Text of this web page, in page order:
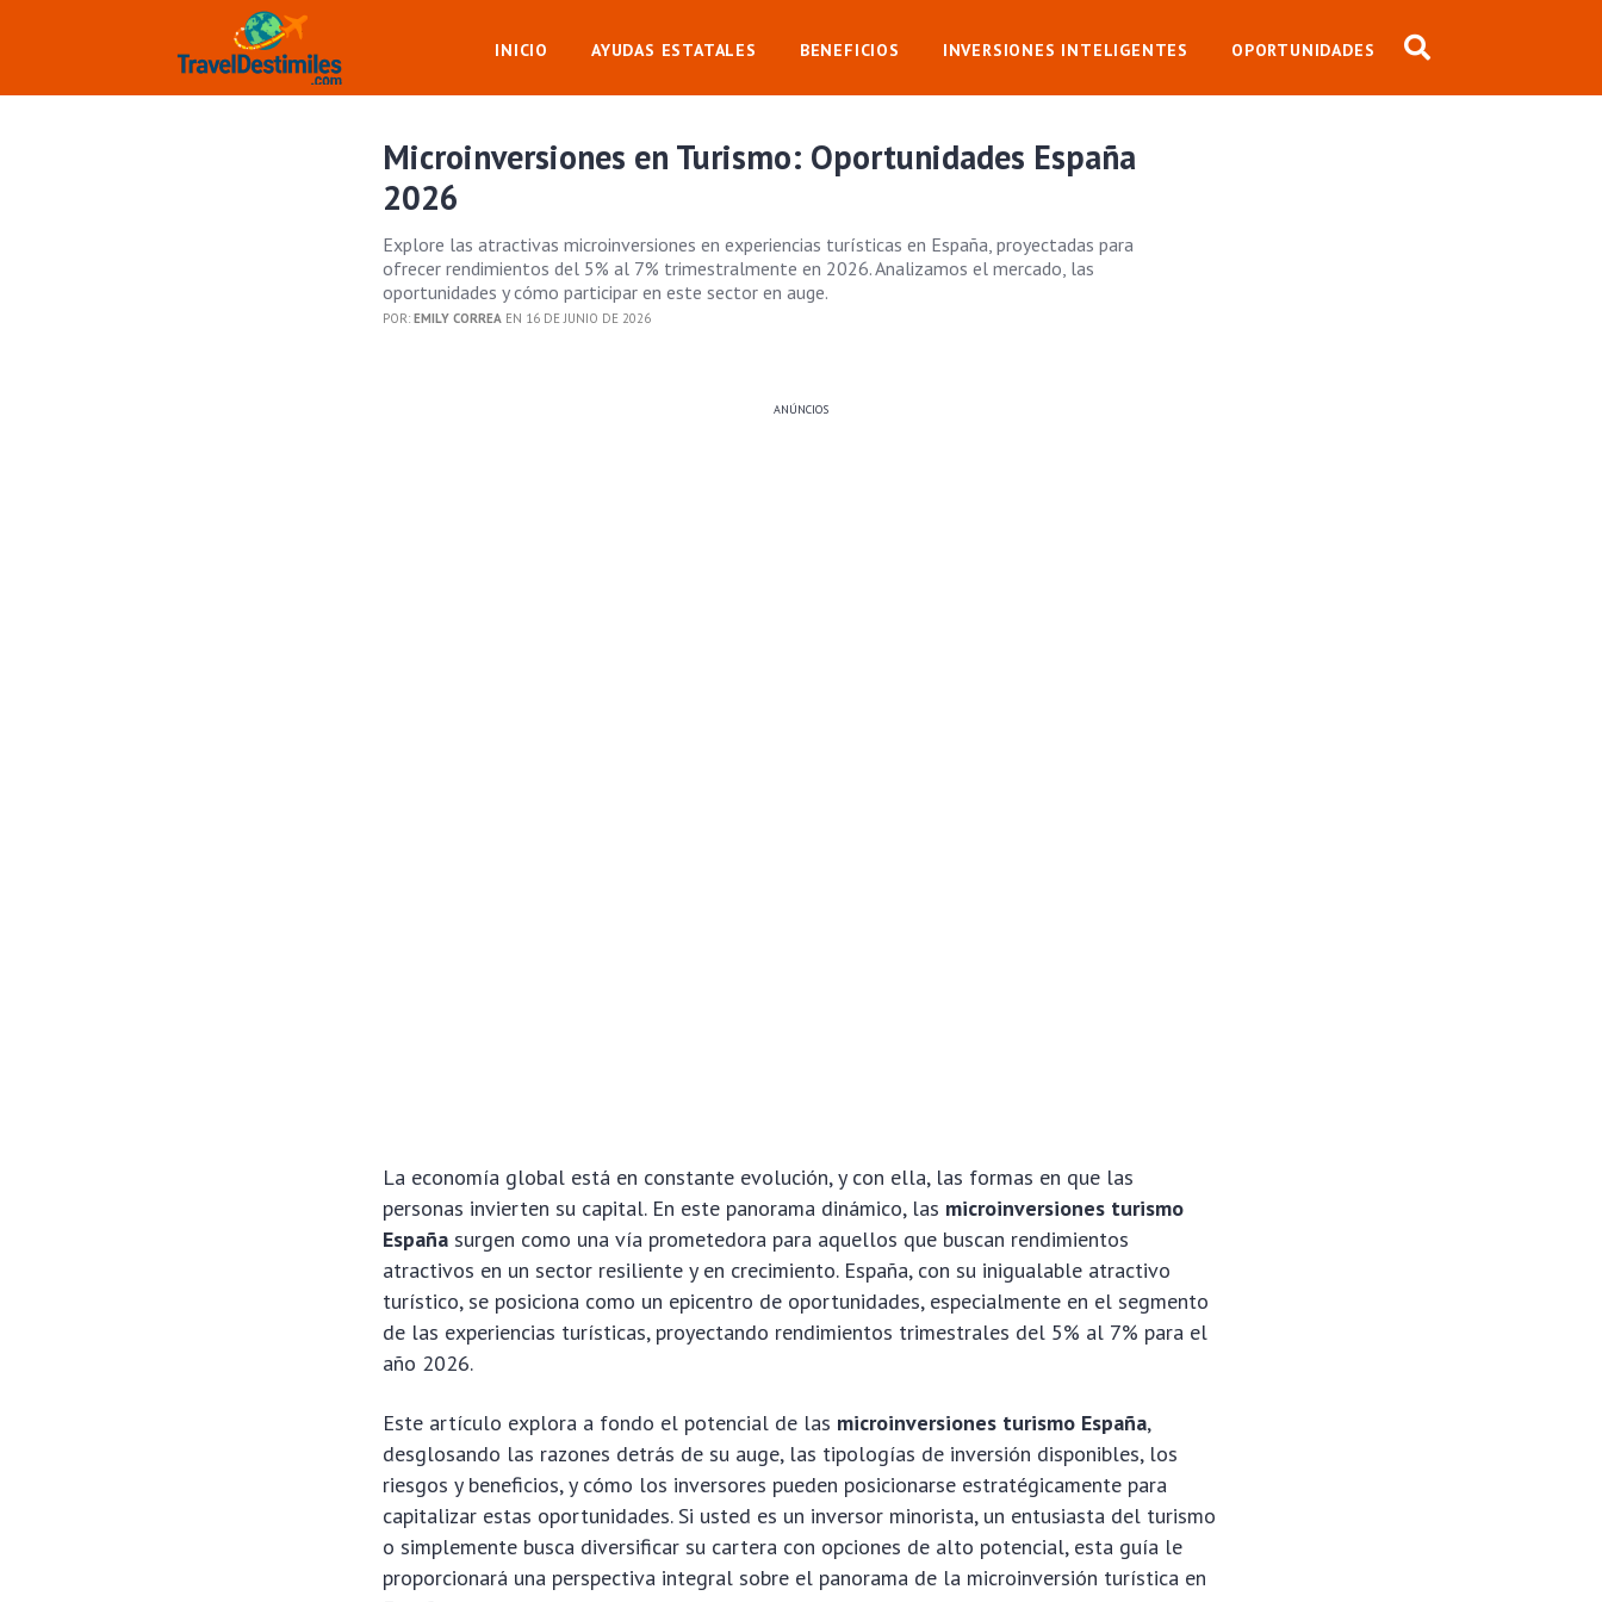
INICIO AYUDAS ESTATALES BENEFICIOS INVERSIONES INTELIGENTES OPORTUNIDADES
Microinversiones en Turismo: Oportunidades España
2026
Explore las atractivas microinversiones en experiencias turísticas en España, proyectadas para
ofrecer rendimientos del 5% al 7% trimestralmente en 2026. Analizamos el mercado, las
oportunidades y cómo participar en este sector en auge.
POR:EMILY CORREA EN 16 DE JUNIO DE 2026
ANÚNCIOS
La economía global está en constante evolución, y con ella, las formas en que las
personas invierten su capital. En este panorama dinámico, las microinversiones turismo
España surgen como una vía prometedora para aquellos que buscan rendimientos
atractivos en un sector resiliente y en crecimiento. España, con su inigualable atractivo
turístico, se posiciona como un epicentro de oportunidades, especialmente en el segmento
de las experiencias turísticas, proyectando rendimientos trimestrales del 5% al 7% para el
año 2026.
Este artículo explora a fondo el potencial de las microinversiones turismo España,
desglosando las razones detrás de su auge, las tipologías de inversión disponibles, los
riesgos y beneficios, y cómo los inversores pueden posicionarse estratégicamente para
capitalizar estas oportunidades. Si usted es un inversor minorista, un entusiasta del turismo
o simplemente busca diversificar su cartera con opciones de alto potencial, esta guía le
proporcionará una perspectiva integral sobre el panorama de la microinversión turística en